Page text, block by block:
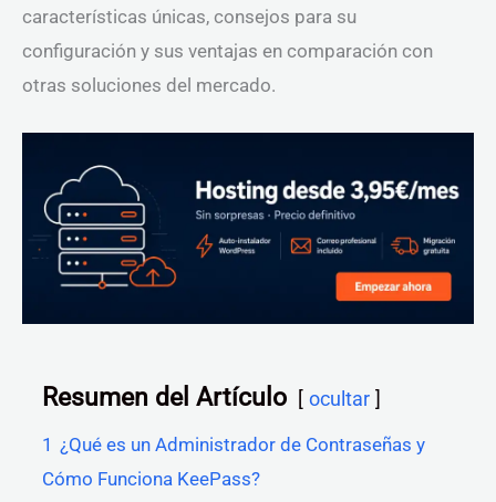
características únicas, consejos para su
configuración y sus ventajas en comparación con
otras soluciones del mercado.
Resumen del Artículo ocultar
1 ¿Qué es un Administrador de Contraseñas y
Cómo Funciona KeePass?